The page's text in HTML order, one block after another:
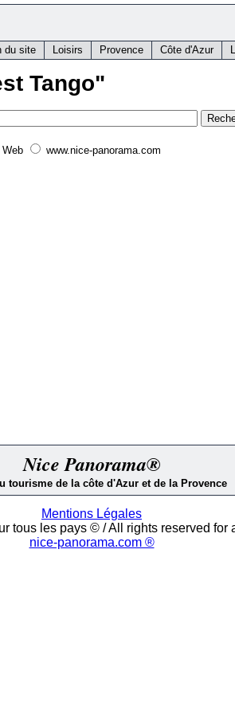
du site Loisirs Provence Côte d'Azur
Tango"
Web www.nice-panorama.com
Nice Panorama®
tourisme de la côte d'Azur et de la Provence
Mentions Légales
tous les pays © / All rights reserved for
nice-panorama.com ®